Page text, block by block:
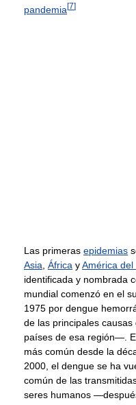
pandemia[7]
Las primeras epidemias
Asia África yAmérica del
identificada y nombrada
mundial comenzó en el
1975 por dengue
de las principales
países de esa región—.
más común desde la
2000, el dengue se ha
común de las
seres humanos